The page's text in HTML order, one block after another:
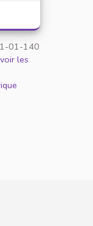
01-140
voir les